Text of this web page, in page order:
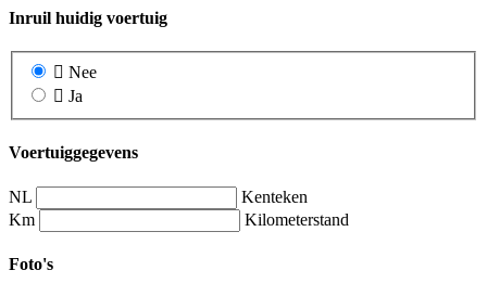
Inruil huidig voertuig
Nee
Ja
Voertuiggegevens
NL
Kenteken
Km
Kilometerstand
Foto's